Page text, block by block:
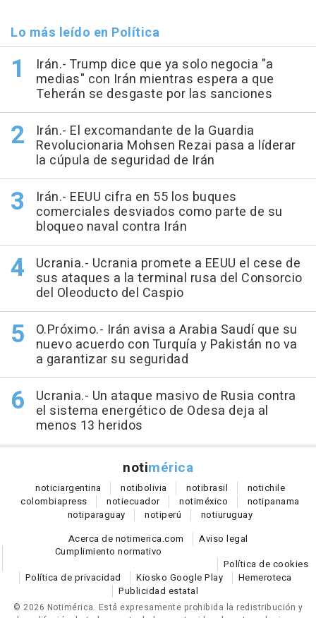
Lo más leído en Política
Irán.- Trump dice que ya solo negocia "a
medias" con Irán mientras espera a que
Teherán se desgaste por las sanciones
Irán.- El excomandante de la Guardia
Revolucionaria Mohsen Rezai pasa a líderar
la cúpula de seguridad de Irán
Irán.- EEUU cifra en 55 los buques
comerciales desviados como parte de su
bloqueo naval contra Irán
Ucrania.- Ucrania promete a EEUU el cese de
sus ataques a la terminal rusa del Consorcio
del Oleoducto del Caspio
O.Próximo.- Irán avisa a Arabia Saudí que su
nuevo acuerdo con Turquía y Pakistán no va
a garantizar su seguridad
Ucrania.- Un ataque masivo de Rusia contra
el sistema energético de Odesa deja al
menos 13 heridos
notimérica
noticiargentina notibolivia notibrasil notichile
colombiapress notiecuador notiméxico notipanama
notiparaguay notiperú notiuruguay
Acerca de notimerica.com
Aviso legal
Cumplimiento normativo
Política de cookies
Política de privacidad
Kiosko Google Play
Hemeroteca
Publicidad estatal
© 2026 Notimérica. Está expresamente prohibida la redistribución y